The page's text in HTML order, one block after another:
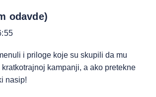
odavde)
i priloge koje su skupili da mu
kampanji, a ako pretekne
nasip!